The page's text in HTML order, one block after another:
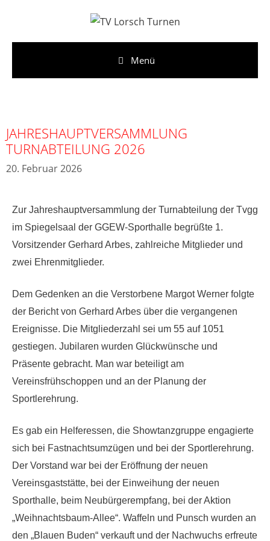
Menü
JAHRESHAUPTVERSAMMLUNG
TURNABTEILUNG 2026
20. Februar 2026
Zur Jahreshauptversammlung der Turnabteilung der Tvgg
im Spiegelsaal der GGEW-Sporthalle begrüßte 1.
Vorsitzender Gerhard Arbes, zahlreiche Mitglieder und
zwei Ehrenmitglieder.
Dem Gedenken an die Verstorbene Margot Werner folgte
der Bericht von Gerhard Arbes über die vergangenen
Ereignisse. Die Mitgliederzahl sei um 55 auf 1051
gestiegen. Jubilaren wurden Glückwünsche und
Präsente gebracht. Man war beteiligt am
Vereinsfrühschoppen und an der Planung der
Sportlerehrung.
Es gab ein Helferessen, die Showtanzgruppe engagierte
sich bei Fastnachtsumzügen und bei der Sportlerehrung.
Der Vorstand war bei der Eröffnung der neuen
Vereinsgaststätte, bei der Einweihung der neuen
Sporthalle, beim Neubürgerempfang, bei der Aktion
„Weihnachtsbaum-Allee“. Waffeln und Punsch wurden an
den „Blauen Buden“ verkauft und der Nachwuchs erfreute